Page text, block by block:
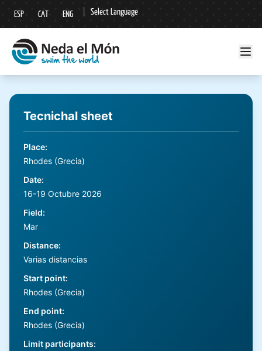
ESP CAT ENG Select Language
▼
Tecnichal sheet
Place:
Rhodes (Grecia)
Date:
16-19 Octubre 2026
Field:
Mar
Distance:
Varias distancias
Start point:
Rhodes (Grecia)
End point:
Rhodes (Grecia)
Limit participants: